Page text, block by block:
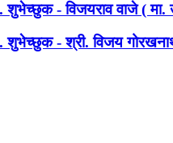
शुभेच्छुक - विजयराव वाजे ( मा.
शुभेच्छुक - श्री. विजय